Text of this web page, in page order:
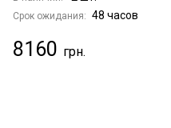
Срок ожидания: 48 часов
8160